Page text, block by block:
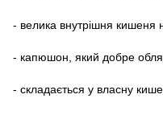
- велика внутрішня кишеня
- капюшон, який добре
- складається у власну